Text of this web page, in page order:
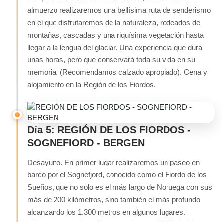
almuerzo realizaremos una bellísima ruta de senderismo
en el que disfrutaremos de la naturaleza, rodeados de
montañas, cascadas y una riquísima vegetación hasta
llegar a la lengua del glaciar. Una experiencia que dura
unas horas, pero que conservará toda su vida en su
memoria. (Recomendamos calzado apropiado). Cena y
alojamiento en la Región de los Fiordos.
Día 5: REGIÓN DE LOS FIORDOS -
SOGNEFIORD - BERGEN
Desayuno. En primer lugar realizaremos un paseo en
barco por el Sognefjord, conocido como el Fiordo de los
Sueños, que no solo es el más largo de Noruega con sus
más de 200 kilómetros, sino también el más profundo
alcanzando los 1.300 metros en algunos lugares.